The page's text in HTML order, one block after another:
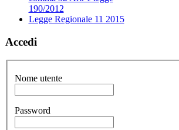
190/2012
Legge Regionale 11 2015
Accedi
Nome utente
Password